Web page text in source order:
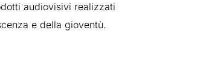
audiovisivi realizzati
e della gioventù.